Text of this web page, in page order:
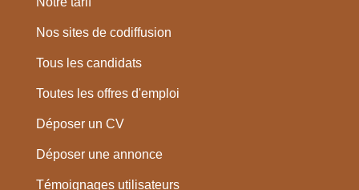
Nos sites de codiffusion
Tous les candidats
Toutes les offres d'emploi
Déposer un CV
Déposer une annonce
Témoignages utilisateurs